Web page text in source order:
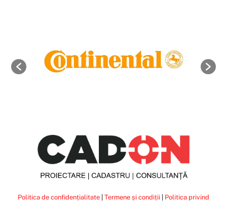
Politica de confidențialitate Termene și condiții Politica privind